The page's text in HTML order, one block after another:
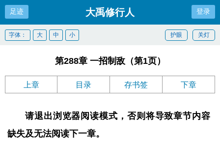
足迹 大禹修行人 登录
关灯
护眼
字体： 大 中 小
第288章 一招制敌（第1页）
上章 目录 存书签 下章
请退出浏览器阅读模式，否则将导致章节内容
缺失及无法阅读下一章。